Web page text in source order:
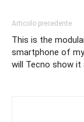
Articolo precedente
This is the
smartphone of
will Tecno show it